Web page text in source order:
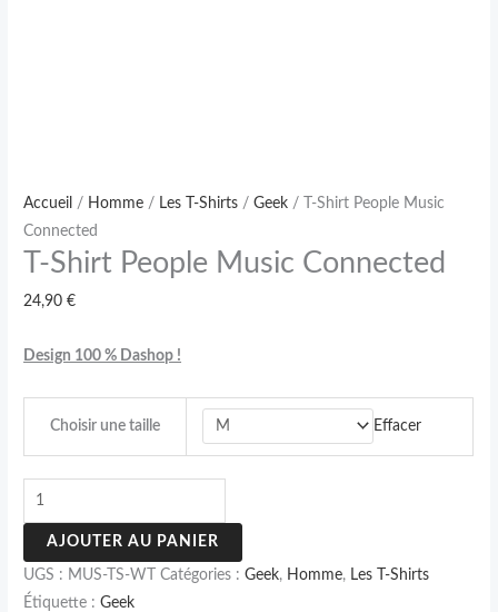
Accueil / Homme / Les T-Shirts /Geek / T-Shirt People Music
Connected
T-Shirt People Music Connected
24,90€
Design 100 % Dashop !
Choisir une taille Effacer
AJOUTER AU PANIER
UGS : MUS-TS-WT Catégories :Geek, Homme, Les T-Shirts
Étiquette :Geek